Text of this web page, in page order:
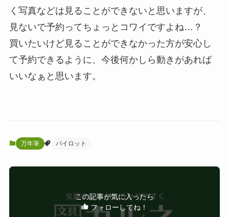
く写真などは見ることができないと思いますが、
見ないで予約ってちょっとコワイですよね…？
買いたいけど見ることができなかった方が安心し
て予約できるように、今後何かしら動きがあれば
いいなぁと思います。
万年筆 パイロット
この記事が気に入ったら
フォローしてね！